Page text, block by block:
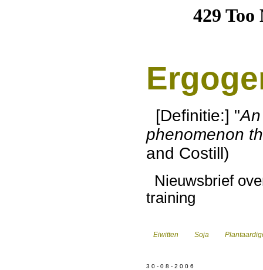
[Definitie:] "
phenomenon
and Costill)
Nieuwsbrief
training
Eiwitten Soja
3 0 - 0 8 - 2 0 0 6